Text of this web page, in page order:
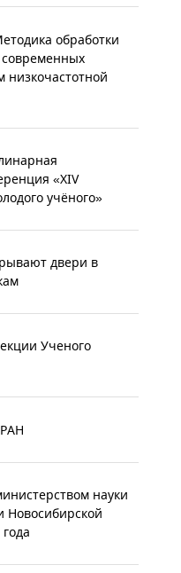
обработки
современных
низкочастотной
«XIV
учёного»
двери в
Ученого
науки
Новосибирской